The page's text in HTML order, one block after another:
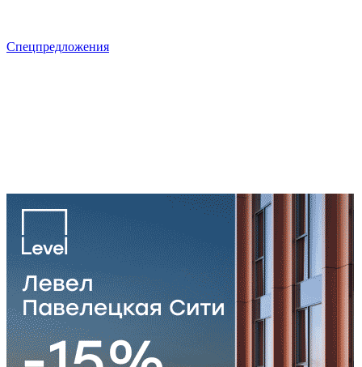
Спецпредложения